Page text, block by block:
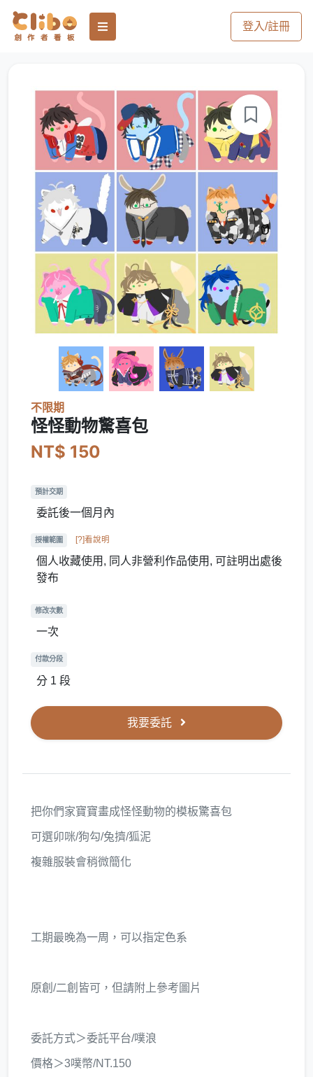
登入/註冊
不限期
怪怪動物驚喜包
NT$ 150
預計交期
委託後一個月內
授權範圍 [?]看說明
個人收藏使用, 同人非營利作品使用, 可註明出處後
發布
修改次數
一次
付款分段
分 1 段
我要委託
把你們家寶寶畫成怪怪動物的模板驚喜包
可選卯咪/狗勾/兔擠/狐泥
複雜服裝會稍微簡化
工期最晚為一周，可以指定色系
原創/二創皆可，但請附上參考圖片
委託方式＞委託平台/噗浪
價格＞3噗幣/NT.150